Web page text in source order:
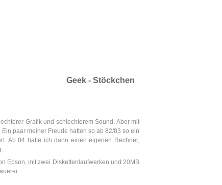
Geek - Stöckchen
Grafik und schlechterem Sound. Aber mit
paar meiner Freude hatten so ab 82/83 so ein
Ab 84 hatte ich dann einen eigenen Rechner,
Epson, mit zwei Diskettenlaufwerken und 20MB